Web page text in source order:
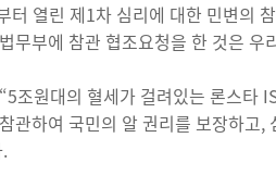
터 열린 제1차 심리에 대한 민변의
무부에 참관 협조요청을 한 것은
조원대의 혈세가 걸려있는 론스타
관하여 국민의 알 권리를 보장하고